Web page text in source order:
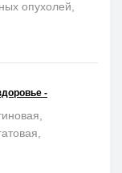
опухолей,
-